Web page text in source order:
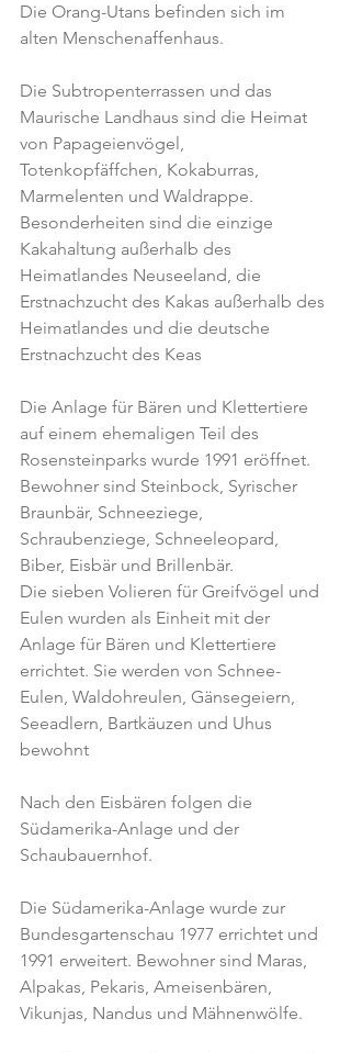
Die Orang-Utans befinden sich im
alten Menschenaffenhaus.
Die Subtropenterrassen und das
Maurische Landhaus sind die Heimat
von Papageienvögel,
Totenkopfäffchen, Kokaburras,
Marmelenten und Waldrappe.
Besonderheiten sind die einzige
Kakahaltung außerhalb des
Heimatlandes Neuseeland, die
Erstnachzucht des Kakas außerhalb des
Heimatlandes und die deutsche
Erstnachzucht des Keas
Die Anlage für Bären und Klettertiere
auf einem ehemaligen Teil des
Rosensteinparks wurde 1991 eröffnet.
Bewohner sind Steinbock, Syrischer
Braunbär, Schneeziege,
Schraubenziege, Schneeleopard,
Biber, Eisbär und Brillenbär.
Die sieben Volieren für Greifvögel und
Eulen wurden als Einheit mit der
Anlage für Bären und Klettertiere
errichtet. Sie werden von Schnee-
Eulen, Waldohreulen, Gänsegeiern,
Seeadlern, Bartkäuzen und Uhus
bewohnt
Nach den Eisbären folgen die
Südamerika-Anlage und der
Schaubauernhof.
Die Südamerika-Anlage wurde zur
Bundesgartenschau 1977 errichtet und
1991 erweitert. Bewohner sind Maras,
Alpakas, Pekaris, Ameisenbären,
Vikunjas, Nandus und Mähnenwölfe.